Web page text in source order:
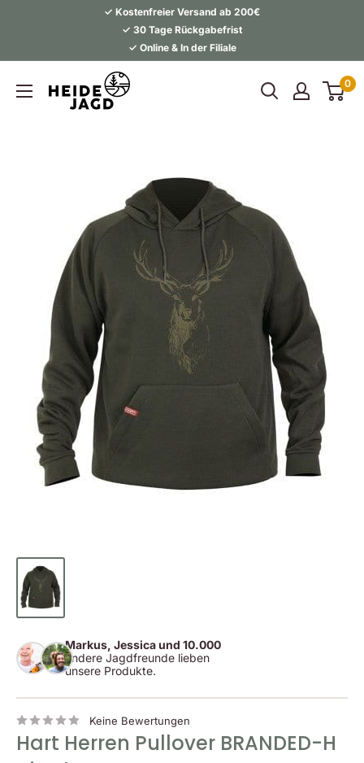
✓ Kostenfreier Versand ab 200€
✓ 30 Tage Rückgabefrist
✓ Online & In der Filiale
0
Markus, Jessica und 10.000
andere Jagdfreunde lieben
unsere Produkte.
Keine Bewertungen
Hart Herren Pullover BRANDED-H